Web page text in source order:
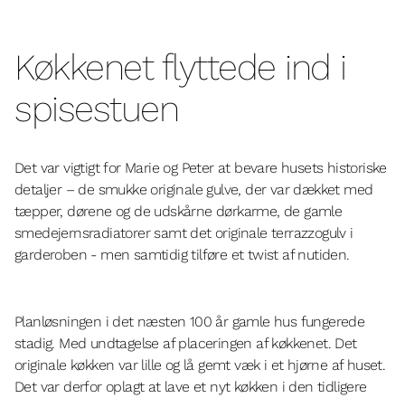
Køkkenet flyttede ind i
spisestuen
Det var vigtigt for Marie og Peter at bevare husets historiske
detaljer – de smukke originale gulve, der var dækket med
tæpper, dørene og de udskårne dørkarme, de gamle
smedejernsradiatorer samt det originale terrazzogulv i
garderoben - men samtidig tilføre et twist af nutiden.
Planløsningen i det næsten 100 år gamle hus fungerede
stadig. Med undtagelse af placeringen af køkkenet. Det
originale køkken var lille og lå gemt væk i et hjørne af huset.
Det var derfor oplagt at lave et nyt køkken i den tidligere